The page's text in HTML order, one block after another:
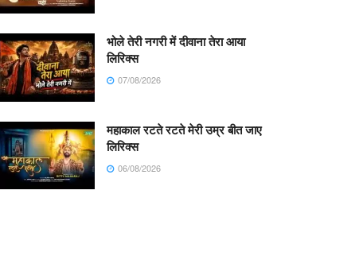
भोले तेरी नगरी में दीवाना तेरा आया
लिरिक्स
07/08/2026
महाकाल रटते रटते मेरी उम्र बीत जाए
लिरिक्स
06/08/2026